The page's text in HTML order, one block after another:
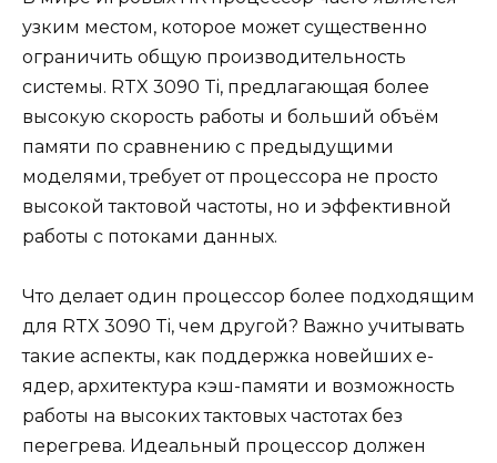
узким местом, которое может существенно
ограничить общую производительность
системы. RTX 3090 Ti, предлагающая более
высокую скорость работы и больший объём
памяти по сравнению с предыдущими
моделями, требует от процессора не просто
высокой тактовой частоты, но и эффективной
работы с потоками данных.
Что делает один процессор более подходящим
для RTX 3090 Ti, чем другой? Важно учитывать
такие аспекты, как поддержка новейших e-
ядер, архитектура кэш-памяти и возможность
работы на высоких тактовых частотах без
перегрева. Идеальный процессор должен